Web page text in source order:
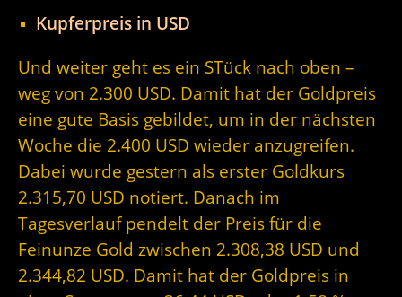
Kupferpreis in USD
Und weiter geht es ein STück nach oben –
weg von 2.300 USD. Damit hat der Goldpreis
eine gute Basis gebildet, um in der nächsten
Woche die 2.400 USD wieder anzugreifen.
Dabei wurde gestern als erster Goldkurs
2.315,70 USD notiert. Danach im
Tagesverlauf pendelt der Preis für die
Feinunze Gold zwischen 2.308,38 USD und
2.344,82 USD. Damit hat der Goldpreis in